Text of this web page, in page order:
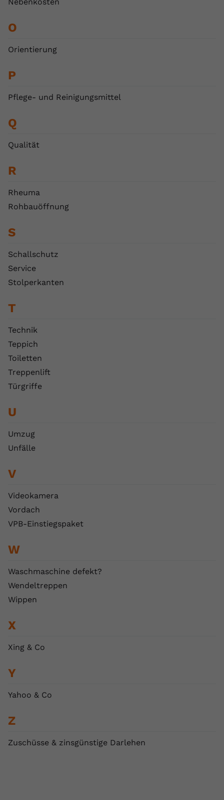
O
Orientierung
P
Pflege- und Reinigungsmittel
Q
Qualität
R
Rheuma
Rohbauöffnung
S
Schallschutz
Service
Stolperkanten
T
Technik
Teppich
Toiletten
Treppenlift
Türgriffe
U
Umzug
Unfälle
V
Videokamera
Vordach
VPB-Einstiegspaket
W
Waschmaschine defekt?
Wendeltreppen
Wippen
X
Xing & Co
Y
Yahoo & Co
Z
Zuschüsse & zinsgünstige Darlehen